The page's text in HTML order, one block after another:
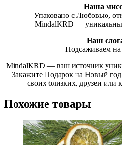
Наша
Упаковано с Любовью,
MindalKRD —
Наш
Подсаживаем на
MindalKRD — ваш источник
Закажите Подарок на Новый год
своих близких, друзей или
Похожие товары